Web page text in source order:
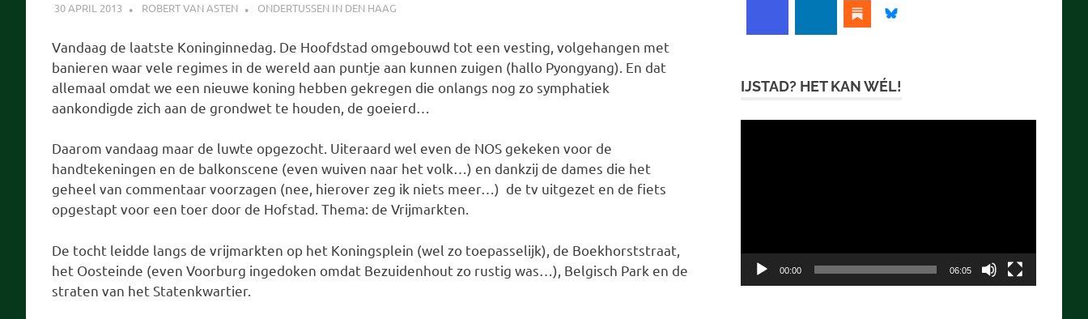
30 APRIL 2013 ROBERT VAN ASTEN ONDERTUSSEN IN DEN HAAG
Vandaag de laatste Koninginnedag. De Hoofdstad omgebouwd tot een vesting, volgehangen met
banieren waar vele regimes in de wereld aan puntje aan kunnen zuigen (hallo Pyongyang). En dat
allemaal omdat we een nieuwe koning hebben gekregen die onlangs nog zo symphatiek
aankondigde zich aan de grondwet te houden, de goeierd…
Daarom vandaag maar de luwte opgezocht. Uiteraard wel even de NOS gekeken voor de
handtekeningen en de balkonscene (even wuiven naar het volk…) en dankzij de dames die het
geheel van commentaar voorzagen (nee, hierover zeg ik niets meer…) de tv uitgezet en de fiets
opgestapt voor een toer door de Hofstad. Thema: de Vrijmarkten.
De tocht leidde langs de vrijmarkten op het Koningsplein (wel zo toepasselijk), de Boekhorststraat,
het Oosteinde (even Voorburg ingedoken omdat Bezuidenhout zo rustig was…), Belgisch Park en de
straten van het Statenkwartier.
IJSTAD? HET KAN WÉL!
00:00 06:05